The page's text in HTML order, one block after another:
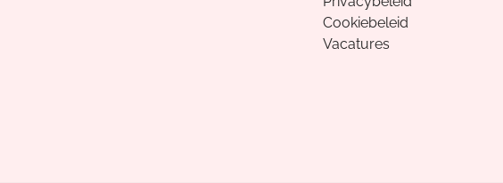
Cookiebeleid
Vacatures